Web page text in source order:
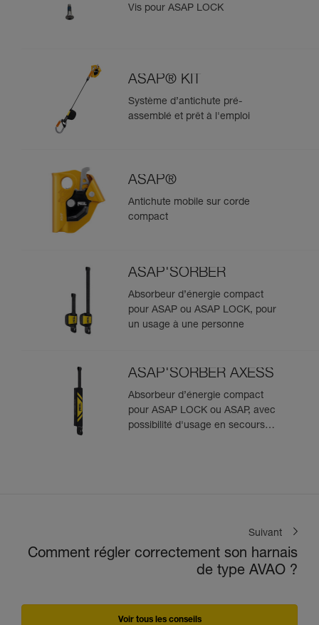
Vis pour ASAP LOCK
ASAP® KIT
Système d’antichute pré-
assemblé et prêt à l'emploi
ASAP®
Antichute mobile sur corde
compact
ASAP'SORBER
Absorbeur d’énergie compact
pour ASAP ou ASAP LOCK, pour
un usage à une personne
ASAP'SORBER AXESS
Absorbeur d’énergie compact
pour ASAP LOCK ou ASAP, avec
possibilité d'usage en secours
Suivant
Comment régler correctement son harnais
de type AVAO ?
Voir tous les conseils